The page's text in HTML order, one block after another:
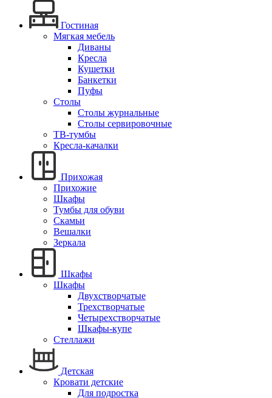
Гостиная
Мягкая мебель
Диваны
Кресла
Кушетки
Банкетки
Пуфы
Столы
Столы журнальные
Столы сервировочные
ТВ-тумбы
Кресла-качалки
Прихожая
Прихожие
Шкафы
Тумбы для обуви
Скамьи
Вешалки
Зеркала
Шкафы
Шкафы
Двухстворчатые
Трехстворчатые
Четырехстворчатые
Шкафы-купе
Стеллажи
Детская
Кровати детские
Для подростка